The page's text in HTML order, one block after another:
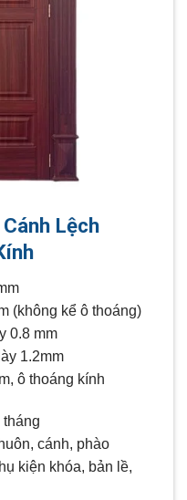
Lệch
(không kể ô thoáng)
0.8 mm
1.2mm
ô thoáng kính
tháng
cánh, phào
kiện khóa, bản lề,